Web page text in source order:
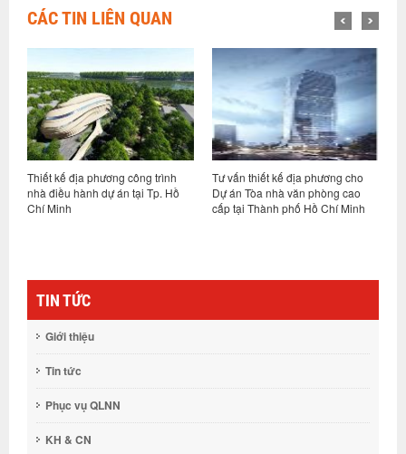
CÁC TIN LIÊN QUAN
Thiết kế địa phương công trình
nhà điều hành dự án tại Tp. Hồ
Chí Minh
Tư vấn thiết kế địa phương cho
Dự án Tòa nhà văn phòng cao
cấp tại Thành phố Hồ Chí Minh
TIN TỨC
Giới thiệu
Tin tức
Phục vụ QLNN
KH & CN